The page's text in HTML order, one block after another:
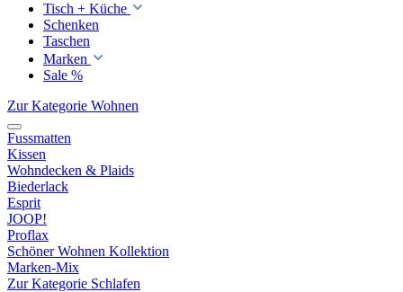
Tisch + Küche
Schenken
Taschen
Marken
Sale %
Zur Kategorie Wohnen
Fussmatten
Kissen
Wohndecken & Plaids
Biederlack
Esprit
JOOP!
Proflax
Schöner Wohnen Kollektion
Marken-Mix
Zur Kategorie Schlafen